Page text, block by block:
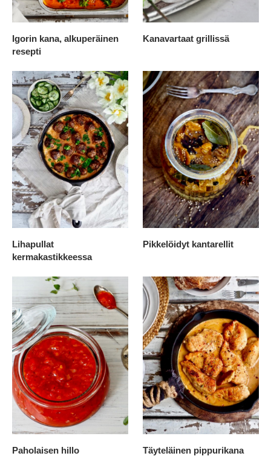
Igorin kana, alkuperäinen
resepti
Kanavartaat grillissä
Lihapullat
kermakastikkeessa
Pikkelöidyt kantarellit
Paholaisen hillo Täyteläinen pippurikana